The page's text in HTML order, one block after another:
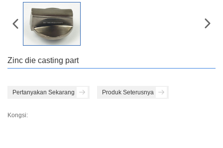
Zinc die casting part
Pertanyakan Sekarang Produk Seterusnya
Kongsi: